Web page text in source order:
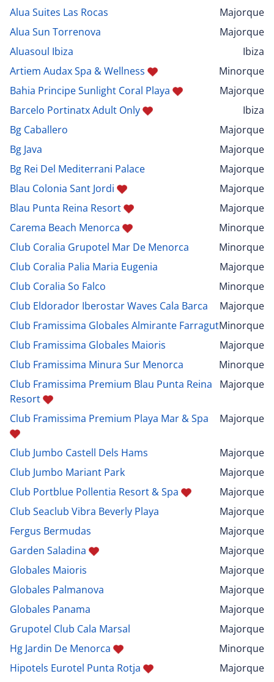
Alua Suites Las Rocas
Majorque
Alua Sun Torrenova
Majorque
Aluasoul Ibiza
Ibiza
Artiem Audax Spa & Wellness
Minorque
Bahia Principe Sunlight Coral Playa
Majorque
Barcelo Portinatx Adult Only
Ibiza
Bg Caballero
Majorque
Bg Java
Majorque
Bg Rei Del Mediterrani Palace
Majorque
Blau Colonia Sant Jordi
Majorque
Blau Punta Reina Resort
Majorque
Carema Beach Menorca
Minorque
Club Coralia Grupotel Mar De Menorca
Minorque
Club Coralia Palia Maria Eugenia
Majorque
Club Coralia So Falco
Minorque
Club Eldorador Iberostar Waves Cala Barca
Majorque
Club Framissima Globales Almirante FarragutMinorque
Club Framissima Globales Maioris
Majorque
Club Framissima Minura Sur Menorca
Minorque
Club Framissima Premium Blau Punta Reina
Resort
Majorque
Club Framissima Premium Playa Mar & Spa Majorque
Club Jumbo Castell Dels Hams
Majorque
Club Jumbo Mariant Park
Majorque
Club Portblue Pollentia Resort & Spa
Majorque
Club Seaclub Vibra Beverly Playa
Majorque
Fergus Bermudas
Majorque
Garden Saladina
Majorque
Globales Maioris
Majorque
Globales Palmanova
Majorque
Globales Panama
Majorque
Grupotel Club Cala Marsal
Majorque
Hg Jardin De Menorca
Minorque
Hipotels Eurotel Punta Rotja
Majorque